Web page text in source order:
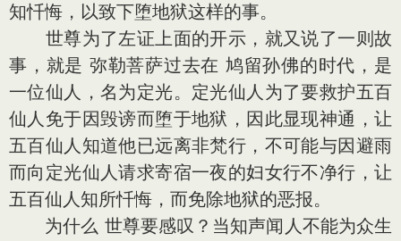
知忏悔，以致下堕地狱这样的事。
世尊为了左证上面的开示，就又说了一则故
事，就是 弥勒菩萨过去在 鸠留孙佛的时代，是
一位仙人，名为定光。定光仙人为了要救护五百
仙人免于因毁谤而堕于地狱，因此显现神通，让
五百仙人知道他已远离非梵行，不可能与因避雨
而向定光仙人请求寄宿一夜的妇女行不净行，让
五百仙人知所忏悔，而免除地狱的恶报。
为什么 世尊要感叹？当知声闻人不能为众生